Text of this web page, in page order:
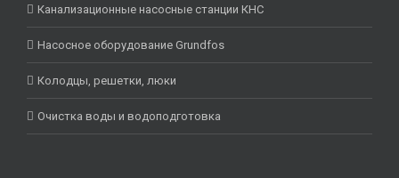
Канализационные насосные станции КНС
Насосное оборудование Grundfos
Колодцы, решетки, люки
Очистка воды и водоподготовка